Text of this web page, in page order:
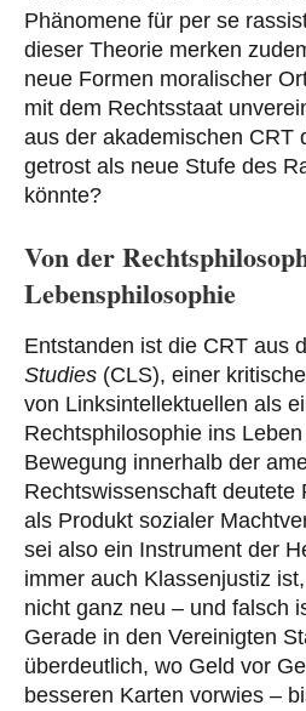
Phänomene für per se
dieser Theorie merken
neue Formen moralischer
mit dem Rechtsstaat
aus der akademischen CRT
getrost als neue Stufe des
könnte?
Von der
Lebensphilosophie
Entstanden ist die CRT aus
Studies (CLS), einer
von Linksintellektuellen als
Rechtsphilosophie ins
Bewegung innerhalb der
Rechtswissenschaft deutete
als Produkt sozialer
sei also ein Instrument der
immer auch Klassenjustiz
nicht ganz neu – und falsch
Gerade in den Vereinigten
überdeutlich, wo Geld vor
besseren Karten vorwies –